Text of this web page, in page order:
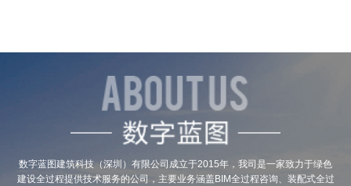
数字蓝图建筑科技（深圳）有限公司成立于2015年，我司是一家致力于绿色
建设全过程提供技术服务的公司，主要业务涵盖BIM全过程咨询、装配式全过